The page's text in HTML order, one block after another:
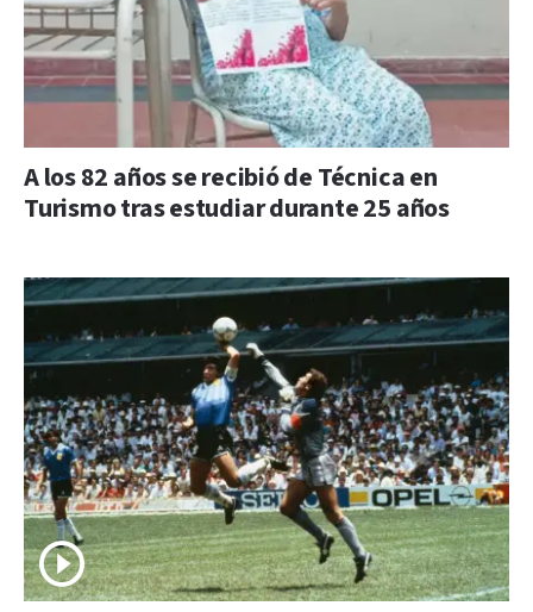
A los 82 años se recibió de Técnica en
Turismo tras estudiar durante 25 años